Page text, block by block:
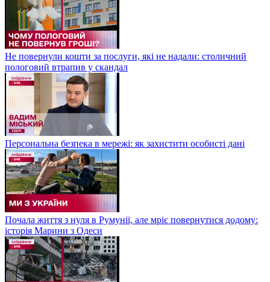
Не повернули кошти за послуги, які не надали: столичний
пологовий втрапив у скандал
Персональна безпека в мережі: як захистити особисті дані
Почала життя з нуля в Румунії, але мріє повернутися додому:
історія Марини з Одеси